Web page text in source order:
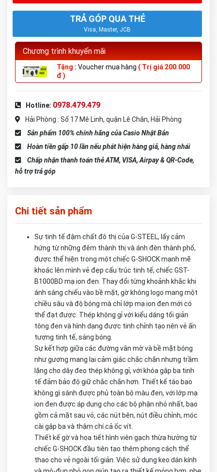
TRẢ GÓP QUA THẺ
Visa, Master, JCB
Chương trình khuyến mãi
Tặng : Voucher mua hàng ( Trị giá 200.000
đ )
Hotline: 0978.479.479
Hải Phòng : Số 17 Mê Linh, quận Lê Chân, Hải Phòng
Sản phẩm 100% chính hãng của Casio Nhật Bản
Hoàn tiền gấp 10 lần nếu phát hiện hàng giả, hàng nhái
Chấp nhận thanh toán thẻ ATM, VISA, Airpay & QR-Code,
hỗ trợ trả góp
Chi tiết sản phẩm
Sự tinh tế đậm chất đô thị của G-STEEL, lấy cảm
hứng từ những đêm thành thị và ánh đèn thành phố,
được thể hiện trong một chiếc G-SHOCK mạnh mẽ
khoác lên mình vẻ đẹp cấu trúc tinh tế, chiếc GST-
B1000BD mạ ion đen. Thay đổi từng khoảnh khắc khi
ánh sáng chiếu vào bề mặt, gờ không logo mang một
chiều sâu và độ bóng mà chỉ lớp mạ ion đen mới có
thể đạt được. Thép không gỉ với kiểu dáng tối giản
tông đen và hình dạng được tinh chỉnh tạo nên vẻ ấn
tượng tinh tế, sáng bóng.
Sự kết hợp giữa các đường vân mờ và bề mặt bóng
như gương mang lại cảm giác chắc chắn nhưng trầm
lặng cho dây đeo thép không gỉ, với khóa gập ba tinh
tế đảm bảo độ giữ chắc chắn hơn. Thiết kế táo bạo
không gì sánh được phủ toàn bộ màu đen, với lớp mạ
ion đen được áp dụng cho các bộ phận nhỏ nhất, bao
gồm cả mặt sau vỏ, các nút bên, nút điều chỉnh, móc
cài gập ba và thậm chí cả ốc vít.
Thiết kế gờ và họa tiết hình viên gạch thừa hưởng từ
chiếc G-SHOCK đầu tiên tạo thêm phong cách thể
thao cho vẻ ngoài tối giản. Việc sử dụng keo dán kính